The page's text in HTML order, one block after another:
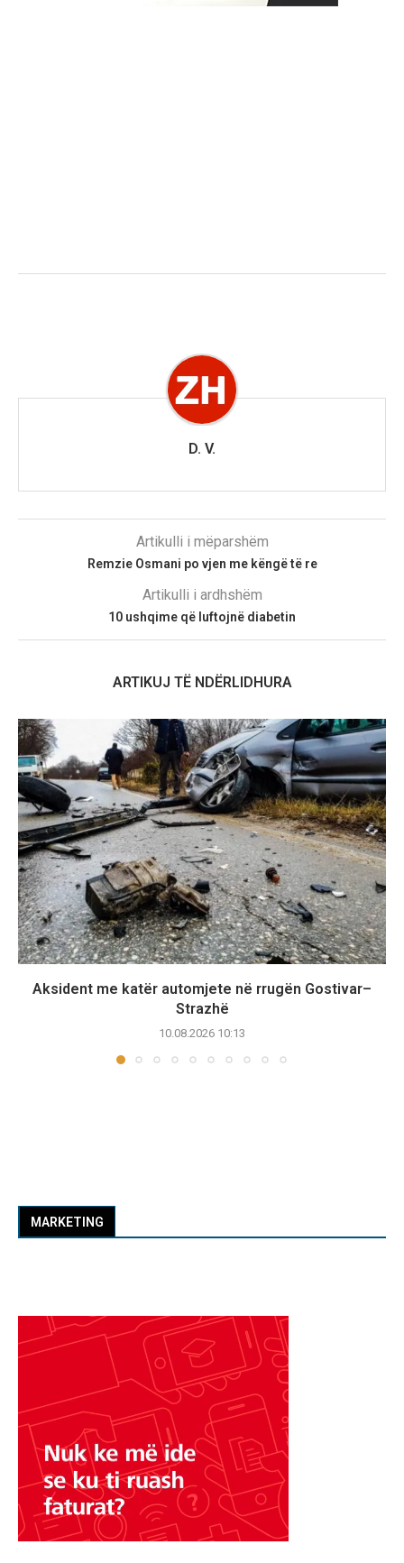
D. V.
Artikulli i mëparshëm
Remzie Osmani po vjen me këngë të re
Artikulli i ardhshëm
10 ushqime që luftojnë diabetin
ARTIKUJ TË NDËRLIDHURA
Aksident me katër automjete në rrugën Gostivar–
Strazhë
10.08.2026 10:13
MARKETING